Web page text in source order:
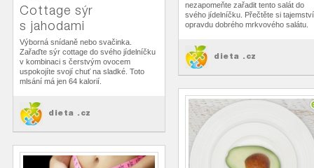
nezapomeňte zařadit tento salát do
svého jídelníčku. Přečtěte si tajemství
opravdu dobrého mrkvového salátu.
dieta .cz
Cottage sýr
s jahodami
Výborná snídaně nebo svačinka.
Zařaďte sýr cottage do svého jídelníčku
v kombinaci s čerstvým ovocem
uspokojíte svojí chuť na sladké. Toto
mlsání má jen 64 kalorií.
dieta .cz